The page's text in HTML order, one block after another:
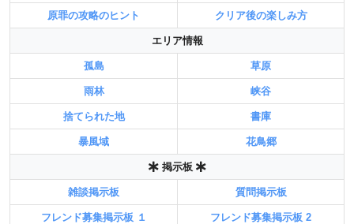
原罪の攻略のヒント クリア後の楽しみ方
エリア情報
孤島 草原
雨林 峡谷
捨てられた地 書庫
暴風域 花鳥郷
掲示板
雑談掲示板 質問掲示板
フレンド募集掲示板 １ フレンド募集掲示板 2